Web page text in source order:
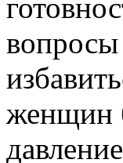
вопросы
женщин